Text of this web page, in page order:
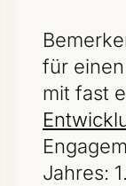
für
mit fast
Jahres: